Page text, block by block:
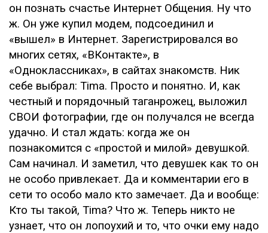
он познать счастье Интернет Общения. Ну что
ж. Он уже купил модем, подсоединил и
«вышел» в Интернет. Зарегистрировался во
многих сетях, «ВКонтакте», в
«Одноклассниках», в сайтах знакомств. Ник
себе выбрал: Tima. Просто и понятно. И, как
честный и порядочный таганрожец, выложил
СВОИ фотографии, где он получался не всегда
удачно. И стал ждать: когда же он
познакомится с «простой и милой» девушкой.
Сам начинал. И заметил, что девушек как то он
не особо привлекает. Да и комментарии его в
сети то особо мало кто замечает. Да и вообще:
Кто ты такой, Tima? Что ж. Теперь никто не
узнает, что он лопоухий и то, что очки ему надо